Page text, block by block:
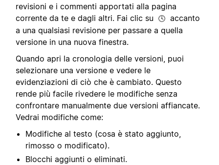
revisioni e i commenti apportati alla pagina
corrente da te e dagli altri. Fai clic su
🕓 accanto
a una qualsiasi revisione per passare a quella
versione in una nuova finestra.
Quando apri la cronologia delle versioni, puoi
selezionare una versione e vedere le
evidenziazioni di ciò che è cambiato. Questo
rende più facile rivedere le modifiche senza
confrontare manualmente due versioni affiancate.
Vedrai modifiche come:
Modifiche al testo (cosa è stato aggiunto,
rimosso o modificato).
Blocchi aggiunti o eliminati.